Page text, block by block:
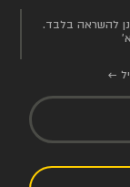
להשראה בלבד.
←